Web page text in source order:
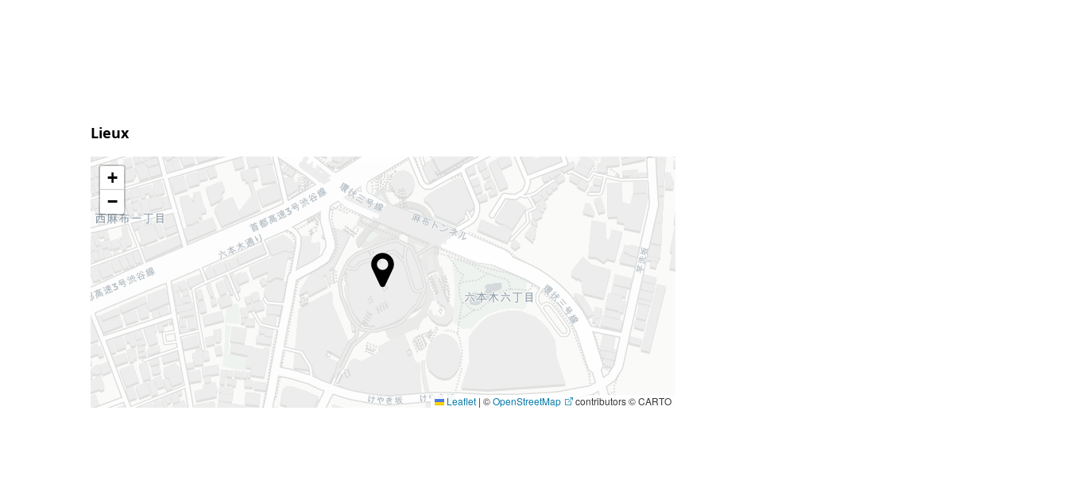
Lieux
+
−
Leaflet | ©OpenStreetMap contributors © CARTO